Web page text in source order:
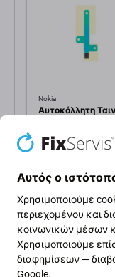
Nokia
Αυτοκόλλητη
| MEND184004B |
Pack
ΣΕ ΑΠΌΘΕΜΑ 1
Αυτός ο
Χρησιμοποιούμε
περιεχομένου και
κοινωνικών μέσων
Χρησιμοποιούμε
διαφημίσεων —
Google.